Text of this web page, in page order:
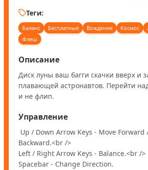
Теги:
Баланс Бесплатные Вождение Космос
Флеш
Описание
Диск луны ваш багги скачки вверх и
плавающей астронавтов. Перейти
и не флип.
Управление
Backward.<br />
Left / Right Arrow Keys - Balance.<br />
Spacebar - Change Direction.